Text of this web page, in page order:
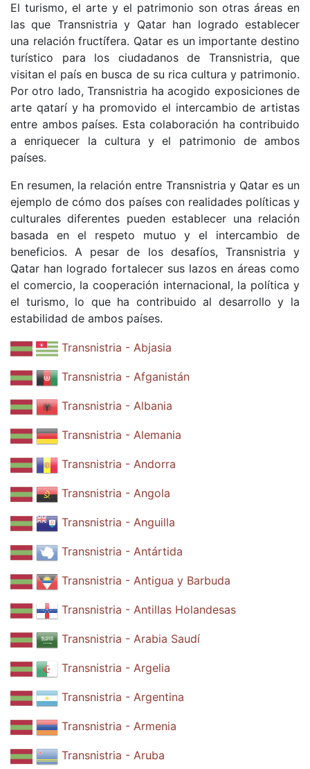
El turismo, el arte y el patrimonio son otras áreas en
las que Transnistria y Qatar han logrado establecer
una relación fructífera. Qatar es un importante destino
turístico para los ciudadanos de Transnistria, que
visitan el país en busca de su rica cultura y patrimonio.
Por otro lado, Transnistria ha acogido exposiciones de
arte qatarí y ha promovido el intercambio de artistas
entre ambos países. Esta colaboración ha contribuido
a enriquecer la cultura y el patrimonio de ambos
países.
En resumen, la relación entre Transnistria y Qatar es un
ejemplo de cómo dos países con realidades políticas y
culturales diferentes pueden establecer una relación
basada en el respeto mutuo y el intercambio de
beneficios. A pesar de los desafíos, Transnistria y
Qatar han logrado fortalecer sus lazos en áreas como
el comercio, la cooperación internacional, la política y
el turismo, lo que ha contribuido al desarrollo y la
estabilidad de ambos países.
Transnistria - Abjasia
Transnistria - Afganistán
Transnistria - Albania
Transnistria - Alemania
Transnistria - Andorra
Transnistria - Angola
Transnistria - Anguilla
Transnistria - Antártida
Transnistria - Antigua y Barbuda
Transnistria - Antillas Holandesas
Transnistria - Arabia Saudí
Transnistria - Argelia
Transnistria - Argentina
Transnistria - Armenia
Transnistria - Aruba